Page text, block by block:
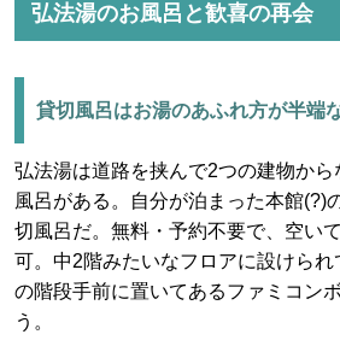
弘法湯のお風呂と歓喜の再会
貸切風呂はお湯のあふれ方が半端
弘法湯は道路を挟んで2つの建物か
風呂がある。自分が泊まった本館(?)
切風呂だ。無料・予約不要で、空い
可。中2階みたいなフロアに設けら
の階段手前に置いてあるファミコン
う。